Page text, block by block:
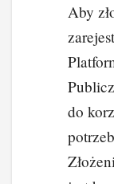
Aby
do